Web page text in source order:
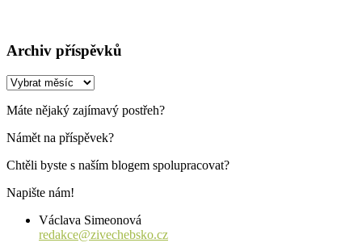
Archiv příspěvků
Archiv
Máte nějaký zajímavý postřeh?
Námět na příspěvek?
Chtěli byste s naším blogem spolupracovat?
Napište nám!
Václava Simeonová
redakce@zivechebsko.cz